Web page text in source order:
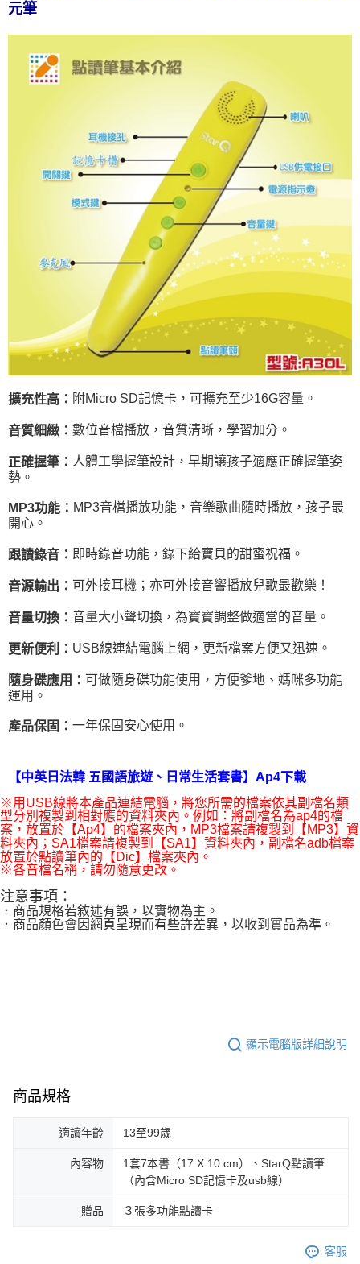
元筆
擴充性高： 附Micro SD記憶卡，可擴充至少16G容量。
音質細緻： 數位音檔播放，音質清晰，學習加分。
正確握筆： 人體工學握筆設計，早期讓孩子適應正確握筆姿
勢。
MP3功能： MP3音檔播放功能，音樂歌曲隨時播放，孩子最
開心。
跟讀錄音： 即時錄音功能，錄下給寶貝的甜蜜祝福。
音源輸出： 可外接耳機；亦可外接音響播放兒歌最歡樂！
音量切換： 音量大小聲切換，為寶寶調整做適當的音量。
更新便利： USB線連結電腦上網，更新檔案方便又迅速。
隨身碟應用： 可做隨身碟功能使用，方便爹地、媽咪多功能
運用。
產品保固： 一年保固安心使用。
【中英日法韓 五國語旅遊、日常生活套書】Ap4下載
※用USB線將本產品連結電腦，將您所需的檔案依其副檔名類
型分別複製到相對應的資料夾內。例如：將副檔名為ap4的檔
案，放置於【Ap4】的檔案夾內，MP3檔案請複製到【MP3】資
料夾內；SA1檔案請複製到【SA1】資料夾內，副檔名adb檔案
放置於點讀筆內的【Dic】檔案夾內。
※各音檔名稱，請勿隨意更改。
注意事項：
．商品規格若敘述有誤，以實物為主。
．商品顏色會因網頁呈現而有些許差異，以收到實品為準。
顯示電腦版詳細說明
商品規格
適讀年齡 13至99歲
內容物
1套7本書（17 X 10 cm）、StarQ點讀筆
（內含Micro SD記憶卡及usb線）
贈品 ３張多功能點讀卡
客服